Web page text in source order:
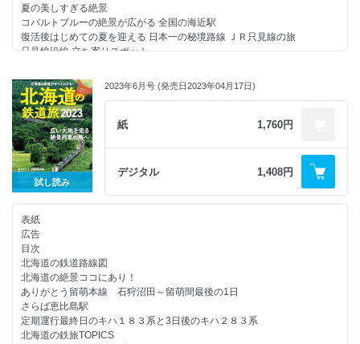
夏の美しすぎる絶景
コバルトブルーの絶景が広がる 全国の海近駅
復活後はじめての夏を迎える 日本一の秘境路線 ＪＲ只見線の旅
只見線沿線 立ち寄りスポット
日光・鬼怒川への旅を盛り上げる 東武鉄道の豪華特急「スペーシアＸ」
今、乗っておきたい列車① 奥出雲おろち号
今、乗っておきたい列車② ３８１系特急「やくも」
今、乗っておきたい列車③ 特急 「サンダーバード」「しらさぎ」
今、乗っておきたい列車④ ＳＬ人吉
青春18きっぷ 早わかりマニュアル２０２３
青春18きっぷのお得度研究
青春18きっぷで行く “夏旅×鈍行列車”日帰りプラン
青春18きっぷだけじゃない!? 鉄道初心者のためのお得きっぷガイド
夏旅で乗りたい グルメ列車15選
海の幸からフルーツまで 夏のご当地グルメＭＡＰ
鉄道旅で味わいたい 夏の駅近グルメ
駅そば研究家が選んだ 暑い夏に味わいたい絶品駅そば
手軽にアクセスできる 駅近涼旅のススメ
2023 夏おでかけカレンダー
旬の味が楽しめる 全国の駅チカ市場
次号予告／奥付／バックナンバー
試し読み
2023年6月号 (発売日2023年04月17日)
紙 1,760円
デジタル 1,408円
表紙
広告
目次
北海道の鉄道路線図
北海道の絶景ココにあり！
ありがとう留萌本線 石狩沼田～留萌間最後の1日
さらば恵比島駅
定期運行最終日のキハ１８３系と3日後のキハ２８３系
北海道の鉄旅TOPICS